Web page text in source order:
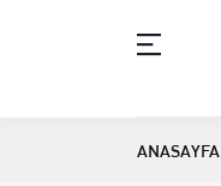
ANASAYFA